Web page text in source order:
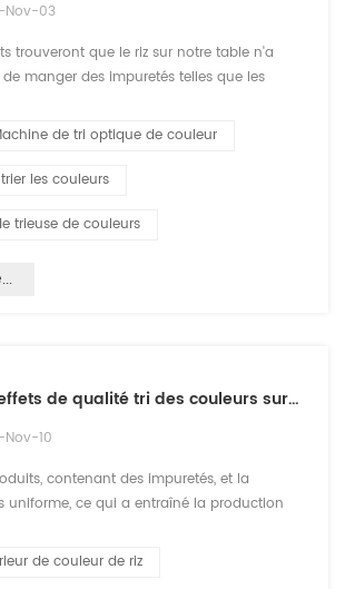
Nov-03
trouveront que le riz sur notre table n'a
manger des impuretés telles que les
il y avait une machine appelée
de couleur , qui peut simuler l'oeil
différentes couleurs et formes, de
de tri optique de couleur
les couleurs
trieuse de couleurs
les effets de qualité tri des couleurs sur trieur de couleur
Nov-10
contenant des impuretés, et la
uniforme, ce qui a entraîné la production
d'air insuffisante, cette fois doit
ou réduire la production flux pour
de couleur de riz